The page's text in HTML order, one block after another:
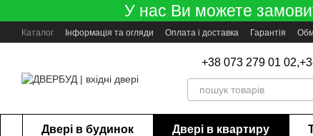
Перейти до основного контентуУ нас Ви можете
Каталог Інформація та огляди Оплата і доставка Гарантія
+38 073 279 01 02,
Двері в будинок Двері в квартиру